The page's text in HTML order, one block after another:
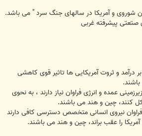
شوروی و آمریکا در سالهای جنگ سرد " می باشد.
پیشرفته غربی
درآمد و ثروت آمریکایی ها تاثیر قوی کاهشی
عمده و انرژی فراوان نیاز دارند ، به نحوی
کنند، چین و هند می باشند.
نیروی انسانی متخصص دسترسی کافی دارند
را عقب براند، چین و هند می باشند.